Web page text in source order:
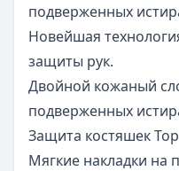
подверженных
Новейшая
защиты рук.
Двойной кожаный
подверженных
Защита костяшек
Мягкие накладки на